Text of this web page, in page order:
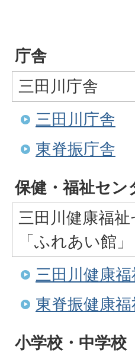
庁舎
三田川庁舎
三田川庁舎
東脊振庁舎
保健・福祉セン
三田川健康福
「ふれあい館」
三田川健康
東脊振健康
小学校・中学校